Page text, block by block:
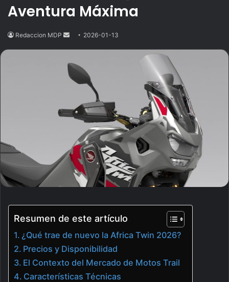
Aventura Máxima
Redaccion MDP
Send2026-01-13
Resumen de este artículo
¿Qué trae de nuevo la Africa Twin 2026?
Precios y Disponibilidad
El Contexto del Mercado de Motos Trail
Características Técnicas